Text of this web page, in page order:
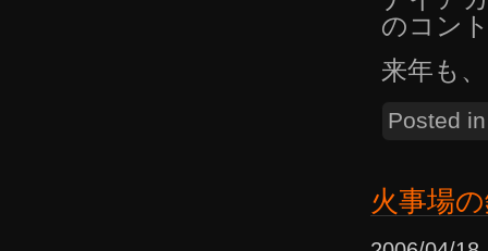
のコン
来年も
Posted
火事場